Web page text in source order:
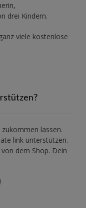
drei Kindern.
viele kostenlose
zukommen lassen.
link unterstützen.
dem Shop. Dein